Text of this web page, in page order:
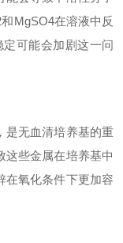
MgSO4在溶液中反
可能会加剧这一问
是无血清培养基的重
这些金属在培养基中
在氧化条件下更加容